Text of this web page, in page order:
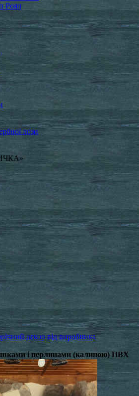
Роял
лози
декор від виробника
і перлинами (калиною) ПВХ